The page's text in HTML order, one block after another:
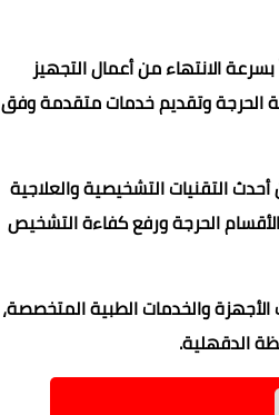
الانتهاء من أعمال التجهيز
الحرجة وتقديم خدمات متقدمة وفق
التقنيات التشخيصية والعلاجية
الحرجة ورفع كفاءة التشخيص
والخدمات الطبية المتخصصة،
الدقهلية.